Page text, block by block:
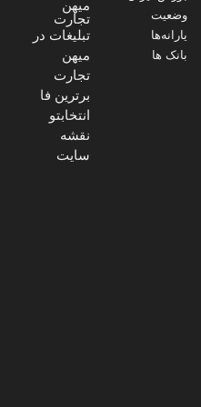
وضعیت
یارانه‌ها
بانک ها
میهن
تجارت
تبلیغات در
میهن
تجارت
برترین فا
انتخابتو
نقشه
سایت